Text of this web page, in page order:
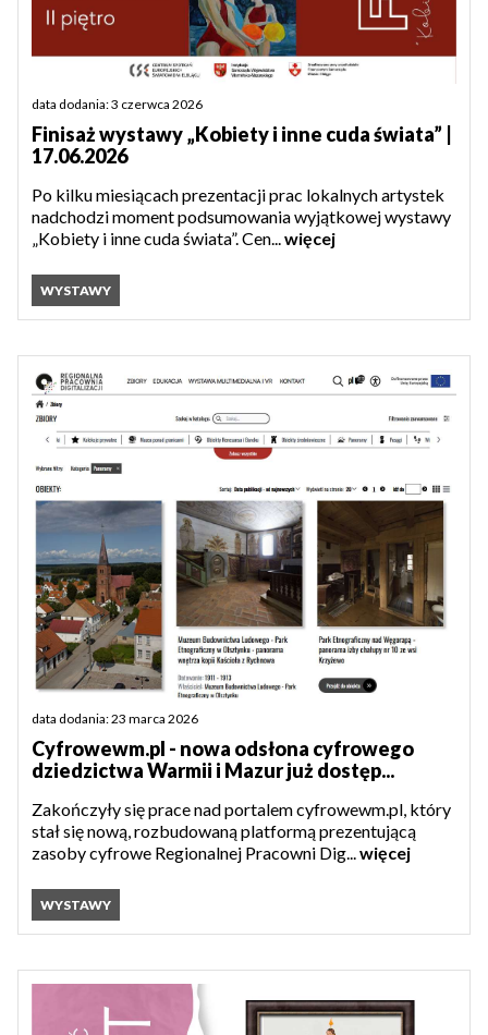
data dodania: 3 czerwca 2026
Finisaż wystawy „Kobiety i inne cuda świata” |
17.06.2026
Po kilku miesiącach prezentacji prac lokalnych artystek
nadchodzi moment podsumowania wyjątkowej wystawy
„Kobiety i inne cuda świata”. Cen...więcej
WYSTAWY
data dodania: 23 marca 2026
Cyfrowewm.pl - nowa odsłona cyfrowego
dziedzictwa Warmii i Mazur już dostęp...
Zakończyły się prace nad portalem cyfrowewm.pl, który
stał się nową, rozbudowaną platformą prezentującą
zasoby cyfrowe Regionalnej Pracowni Dig...więcej
WYSTAWY